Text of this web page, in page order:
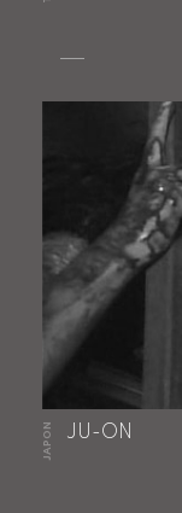
JAPON JU-ON